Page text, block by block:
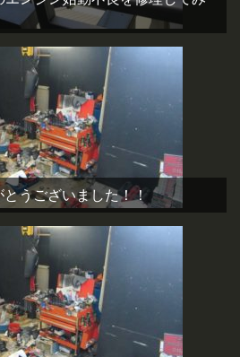
うございました！！